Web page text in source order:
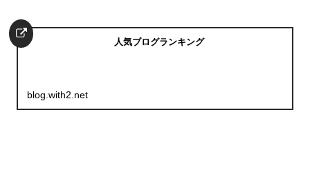
人気ブログランキング
blog.with2.net